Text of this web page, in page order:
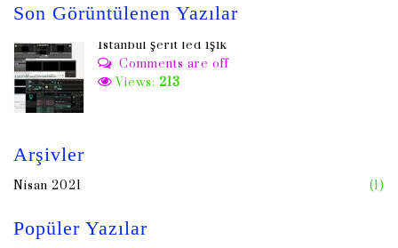
Son Görüntülenen Yazılar
İstanbul şerit led ışık
Comments are off
Views: 213
Arşivler
Nisan 2021 (1)
Popüler Yazılar